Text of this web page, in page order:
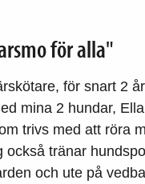
för alla"
för snart 2
mina 2 hundar,
trivs med att röra
också tränar
och ute på